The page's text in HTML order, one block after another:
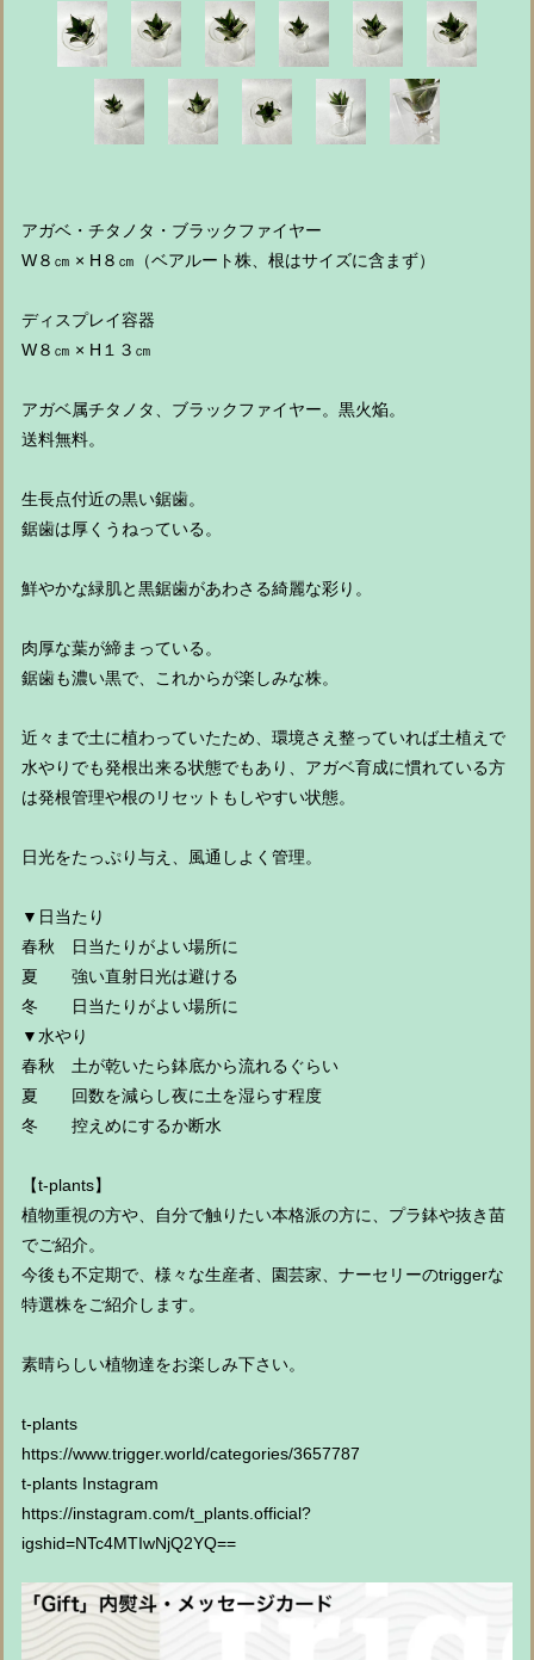
アガベ・チタノタ・ブラックファイヤー
W８㎝ × H８㎝（ベアルート株、根はサイズに含まず）
ディスプレイ容器
W８㎝ × H１３㎝
アガベ属チタノタ、ブラックファイヤー。黒火焔。
送料無料。
生長点付近の黒い鋸歯。
鋸歯は厚くうねっている。
鮮やかな緑肌と黒鋸歯があわさる綺麗な彩り。
肉厚な葉が締まっている。
鋸歯も濃い黒で、これからが楽しみな株。
近々まで土に植わっていたため、環境さえ整っていれば土植えで
水やりでも発根出来る状態でもあり、アガベ育成に慣れている方
は発根管理や根のリセットもしやすい状態。
日光をたっぷり与え、風通しよく管理。
▼日当たり
春秋 日当たりがよい場所に
夏 強い直射日光は避ける
冬 日当たりがよい場所に
▼水やり
春秋 土が乾いたら鉢底から流れるぐらい
夏 回数を減らし夜に土を湿らす程度
冬 控えめにするか断水
【t-plants】
植物重視の方や、自分で触りたい本格派の方に、プラ鉢や抜き苗
でご紹介。
今後も不定期で、様々な生産者、園芸家、ナーセリーのtriggerな
特選株をご紹介します。
素晴らしい植物達をお楽しみ下さい。
t-plants
https://www.trigger.world/categories/3657787
t-plants Instagram
https://instagram.com/t_plants.official?
igshid=NTc4MTIwNjQ2YQ==